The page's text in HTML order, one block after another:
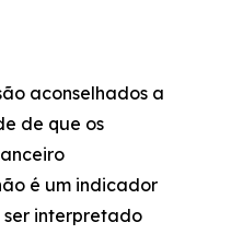
aconselhados a
de que os
é um indicador
ser interpretado